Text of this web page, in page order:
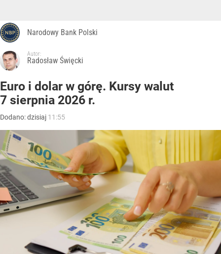
Narodowy Bank Polski
Autor:
Radosław Święcki
Euro i dolar w górę. Kursy walut
7 sierpnia 2026 r.
Dodano:dzisiaj 11:55